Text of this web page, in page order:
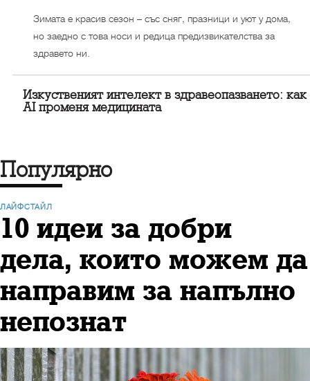
Зимата е красив сезон – със сняг, празници и уют у дома,
но заедно с това носи и редица предизвикателства за
здравето ни.
Изкуственият интелект в здравеопазването: как
AI променя медицината
Популярно
ЛАЙФСТАЙЛ
10 идеи за добри
дела, които можем да
направим за напълно
непознат